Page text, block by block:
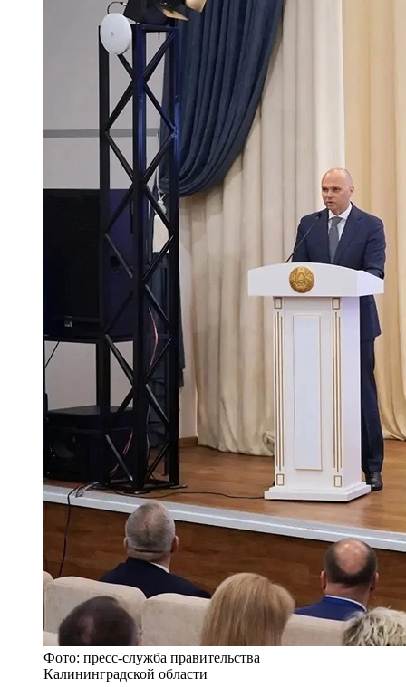
Фото: пресс-служба правительства
Калининградской области